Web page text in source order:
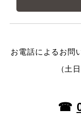
お電話によるお問
（土
☎